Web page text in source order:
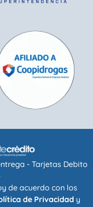
- Tarjetas Debito
de acuerdo con los
de Privacidad y